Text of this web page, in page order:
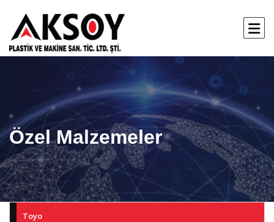
Özel Malzemeler
Toyo